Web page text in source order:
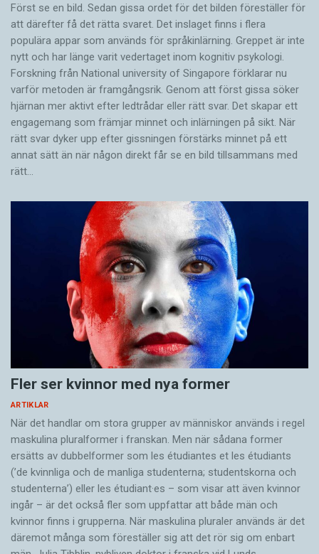
Först se en bild. Sedan gissa ordet för det bilden föreställer för
att därefter få det rätta svaret. Det inslaget finns i flera
populära appar som används för språkinlärning. Greppet är inte
nytt och har länge varit vedertaget inom kognitiv psykologi.
Forskning från National university of Singa­pore förklarar nu
varför metoden är framgångsrik. Genom att först gissa ­söker
hjärnan mer aktivt ­efter ledtrådar eller rätt svar. Det skapar ett
engagemang som främjar minnet och inlärningen på sikt. När
rätt svar dyker upp efter gissningen förstärks minnet på ett
annat sätt än när någon direkt får se en bild tillsammans med
rätt…
Fler ser kvinnor med nya former
ARTIKLAR
När det handlar om stora grupper av människor används i regel
maskulina pluralformer i franskan. Men när sådana ­former
ersätts av dubbel­former som les étudiantes et les étudiants
(’de kvinnliga och de manliga studenterna; studentskorna och
studenterna’) eller les étudiant·es – som visar att även kvinnor
ingår – är det också fler som uppfattar att både män och
kvinnor finns i grupperna. När maskulina pluraler används är det
där­emot många som föreställer sig att det rör sig om enbart